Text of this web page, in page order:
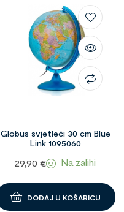
Globus svjetleći 30 cm Blue
Link 1095060
29,90€ Na zalihi
DODAJ U KOŠARICU